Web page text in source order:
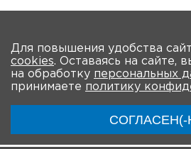
Для повышения удобства
cookies. Оставаясь на сайте,
на обработку персональных
принимаете политику
СОГЛАСЕН(-
О Форуме Участники
Трансляции